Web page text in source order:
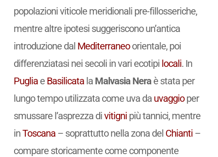
popolazioni viticole meridionali pre-fillosseriche,
mentre altre ipotesi suggeriscono un’antica
introduzione dal Mediterraneoorientale, poi
differenziatasi nei secoli in vari ecotipi locali. In
Pugliae Basilicatala Malvasia Neraè stata per
lungo tempo utilizzata come uva da uvaggioper
smussare l’asprezza divitignipiù tannici, mentre
inToscana– soprattutto nella zona del Chianti–
compare storicamente come componente